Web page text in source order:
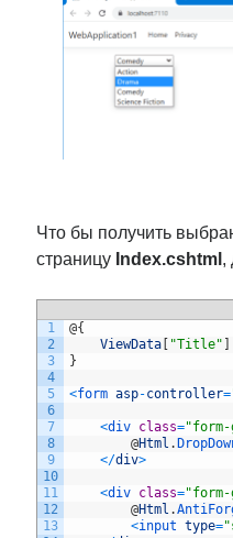
Что бы получить
страницу Index.cshtml ,
1
2
3
4
5
6
7
8
9
10
11
12
13
@{
ViewData
"Title"
}
<form asp-controller=
<div class=
@Html .
</div>
<div class=
@Html .
<input type=